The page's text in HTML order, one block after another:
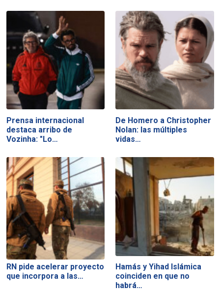
Prensa internacional
destaca arribo de
Vozinha: "Lo…
De Homero a Christopher
Nolan: las múltiples
vidas…
RN pide acelerar proyecto
que incorpora a las…
Hamás y Yihad Islámica
coinciden en que no
habrá…